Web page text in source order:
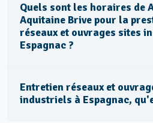
Quels sont les horaires de
Aquitaine Brive pour la
réseaux et ouvrages sites
Espagnac ?
Entretien réseaux et
industriels à Espagnac,